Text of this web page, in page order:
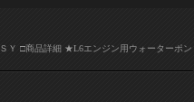
Ｙ □商品詳細 ★L6エンジン用ウォーターポン